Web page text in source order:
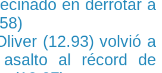
en derrotar a
(12.93) volvió a
al récord de